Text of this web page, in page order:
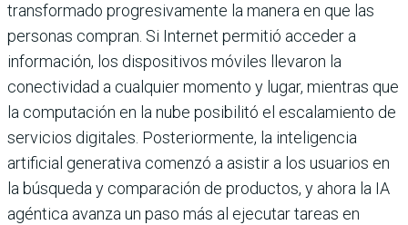
transformado progresivamente la manera en que las
personas compran. Si Internet permitió acceder a
información, los dispositivos móviles llevaron la
conectividad a cualquier momento y lugar, mientras que
la computación en la nube posibilitó el escalamiento de
servicios digitales. Posteriormente, la inteligencia
artificial generativa comenzó a asistir a los usuarios en
la búsqueda y comparación de productos, y ahora la IA
agéntica avanza un paso más al ejecutar tareas en